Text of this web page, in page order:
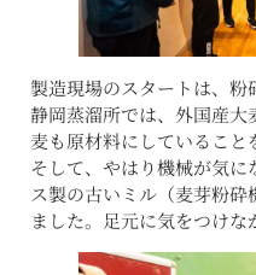
製造現場のスタートは、粉
静岡蒸溜所では、外国産
麦も原材料にしていること
そして、やはり機械が気
ス製の古いミル（麦芽粉
ました。足元に気をつけな